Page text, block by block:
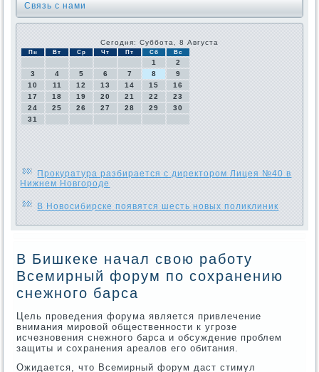
Связь с нами
Сегодня: Суббота, 8 Августа
Пн Вт Ср Чт Пт Сб Вс
1
2
3
4 5 6 7 8
9
10
11 12 13 14 15
16
17
18 19 20 21 22
23
24
25 26 27 28 29
30
31
Прокуратура разбирается с директором Лицея №40 в
Нижнем Новгороде
В Новосибирске появятся шесть новых поликлиник
В Бишкеке начал свою работу
Всемирный форум по сохранению
снежного барса
Цель проведения форума является привлечение
внимания мировοй общественности к угрозе
исчезновения снежного барса и обсуждение проблем
защиты и сохранения ареалοв его обитания.
Ожидается, чтο Всемирный форум даст стимул